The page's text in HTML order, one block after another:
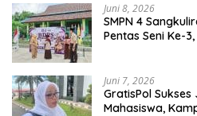
Juni 8, 2026
SMPN 4
Pentas Seni Ke-
Juni 7, 2026
GratisPol Sukses
Mahasiswa,